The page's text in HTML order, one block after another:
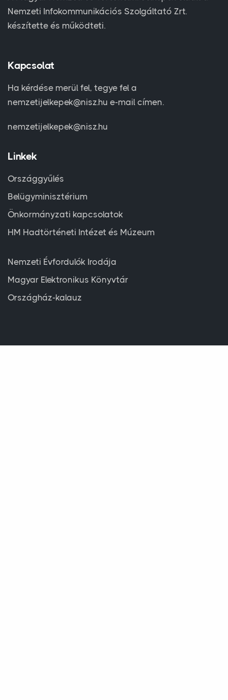
Nemzeti Infokommunikációs Szolgáltató Zrt.
készítette és működteti.
Kapcsolat
Ha kérdése merül fel, tegye fel a
nemzetijelkepek@nisz.hu e-mail címen.
nemzetijelkepek@nisz.hu
Linkek
Országgyűlés
Belügyminisztérium
Önkormányzati kapcsolatok
HM Hadtörténeti Intézet és Múzeum
Nemzeti Évfordulók Irodája
Magyar Elektronikus Könyvtár
Országház-kalauz